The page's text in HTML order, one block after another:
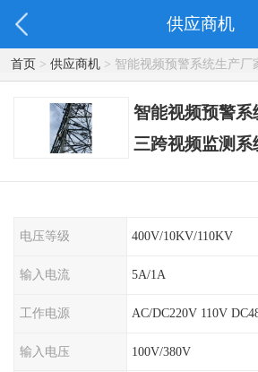
供应商机
首页> 供应商机> 智能视频预警系统生产厂
统
智能视频预警系
三跨视频监测系
电压等级 400V/10KV/110KV
输入电流 5A/1A
工作电源 AC/DC220V 110V
输入电压 100V/380V